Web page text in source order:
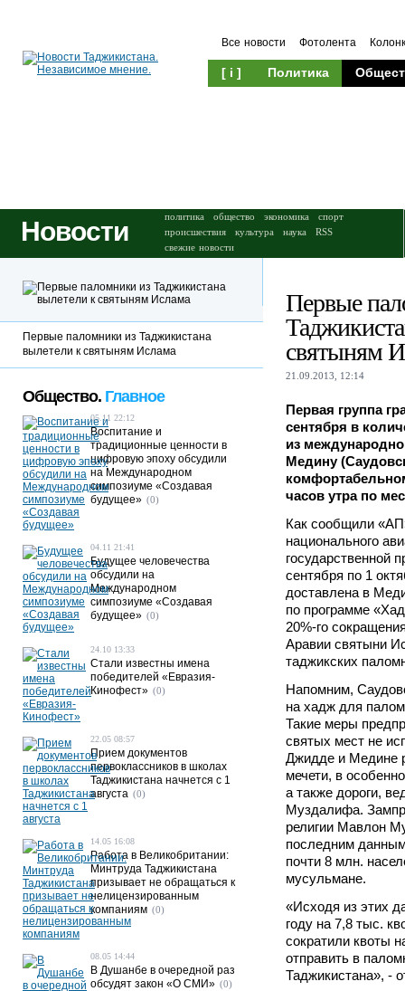
Все новости Фотолента
[ i ] Политика
Новости политика общество экономика
спорт
происшествия
культура наука
RSS
свежие новости
Первые
святыням
21.09.2013, 12:14
Первая группа
сентября в
из
Медину
часов утра по
Как сообщили
национального
государственной
сентября по 1
доставлена в
по программе
20%-го
Аравии святыни
таджикских
Напомним,
на хадж для
Такие меры
святых мест не
Джидде и Медине
мечети, в
а также дороги,
Муздалифа.
религии Мавлон
последним
почти 8 млн.
мусульмане.
«Исходя из этих
году на 7,8 тыс.
сократили квоты
отправить в
Таджикистана», -
Первые паломники из Таджикистана
вылетели к святыням Ислама
Общество. Главное
05.11 22:12
Воспитание и
традиционные ценности в
цифровую эпоху обсудили
на Международном
симпозиуме «Создавая
будущее» (0)
04.11 21:41
Будущее человечества
обсудили на
Международном
симпозиуме «Создавая
будущее» (0)
24.10 13:33
Стали известны имена
победителей «Евразия-
Кинофест» (0)
22.05 08:57
Прием документов
первоклассников в школах
Таджикистана начнется с 1
августа (0)
14.05 16:08
Работа в Великобритании:
Минтруда Таджикистана
призывает не обращаться к
нелицензированным
компаниям (0)
08.05 14:44
В Душанбе в очередной раз
обсудят закон «О СМИ» (0)